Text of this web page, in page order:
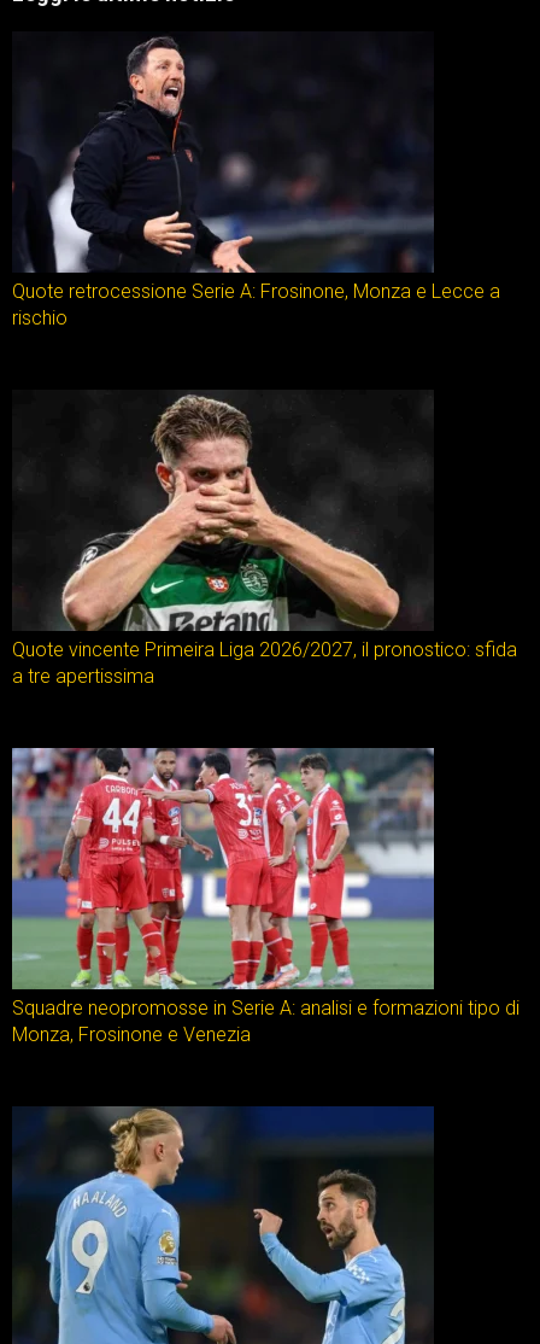
Quote retrocessione Serie A: Frosinone, Monza e Lecce a
rischio
Quote vincente Primeira Liga 2026/2027, il pronostico: sfida
a tre apertissima
Squadre neopromosse in Serie A: analisi e formazioni tipo di
Monza, Frosinone e Venezia